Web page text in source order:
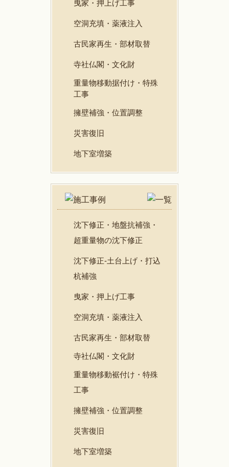
曳家・押上げ工事
空洞充填・薬液注入
古民家再生・部材取替
寺社仏閣・文化財
重量物移動据付け・特殊
工事
擁壁補強・位置調整
災害復旧
地下室増築
沈下修正・地盤抗補強・
超重量物の沈下修正
沈下修正-土台上げ・打込
杭補強
曳家・押上げ工事
空洞充填・薬液注入
古民家再生・部材取替
寺社仏閣・文化財
重量物移動裾付け・特殊
工事
擁壁補強・位置調整
災害復旧
地下室増築